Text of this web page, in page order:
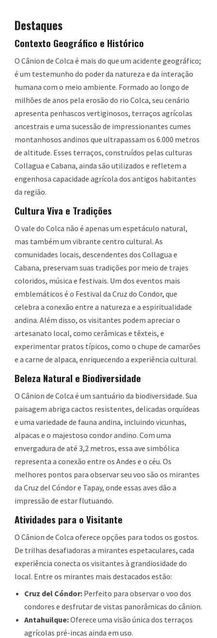
Destaques
Contexto Geográfico e Histórico
O Cânion de Colca é mais do que um acidente geográfico;
é um testemunho do poder da natureza e da interação
humana com o meio ambiente. Formado ao longo de
milhões de anos pela erosão do rio Colca, seu cenário
apresenta penhascos vertiginosos, terraços agrícolas
ancestrais e uma sucessão de impressionantes cumes
montanhosos andinos que ultrapassam os 6.000 metros
de altitude. Esses terraços, construídos pelas culturas
Collagua e Cabana, ainda são utilizados e refletem a
engenhosa capacidade agrícola dos antigos habitantes
da região.
Cultura Viva e Tradições
O vale do Colca não é apenas um espetáculo natural,
mas também um vibrante centro cultural. As
comunidades locais, descendentes dos Collagua e
Cabana, preservam suas tradições por meio de trajes
coloridos, música e festivais. Um dos eventos mais
emblemáticos é o Festival da Cruz do Condor, que
celebra a conexão entre a natureza e a espiritualidade
andina. Além disso, os visitantes podem apreciar o
artesanato local, como cerâmicas e têxteis, e
experimentar pratos típicos, como o chupe de camarões
e a carne de alpaca, enriquecendo a experiência cultural.
Beleza Natural e Biodiversidade
O Cânion de Colca é um santuário da biodiversidade. Sua
paisagem abriga cactos resistentes, delicadas orquídeas
e uma variedade de fauna andina, incluindo vicunhas,
alpacas e o majestoso condor andino. Com uma
envergadura de até 3,2 metros, essa ave simbólica
representa a conexão entre os Andes e o céu. Os
melhores pontos para observar seu voo são os mirantes
da Cruz del Cóndor e Tapay, onde essas aves dão a
impressão de estar flutuando.
Atividades para o Visitante
O Cânion de Colca oferece opções para todos os gostos.
De trilhas desafiadoras a mirantes espetaculares, cada
experiência conecta os visitantes à grandiosidade do
local. Entre os mirantes mais destacados estão:
Cruz del Cóndor: Perfeito para observar o voo dos
condores e desfrutar de vistas panorâmicas do cânion.
Antahuilque:Oferece uma visão única dos terraços
agrícolas pré-incas ainda em uso.